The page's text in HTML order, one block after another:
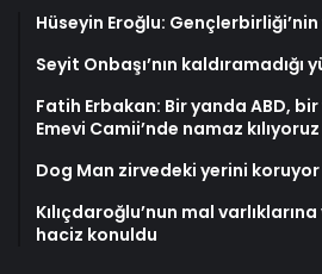
Hüseyin Eroğlu:
Seyit Onbaşı’nın kaldıramadığı
Fatih Erbakan: Bir yanda ABD,
Emevi Camii’nde namaz kılıyoruz
Dog Man zirvedeki yerini koruyor
Kılıçdaroğlu’nun mal
haciz konuldu